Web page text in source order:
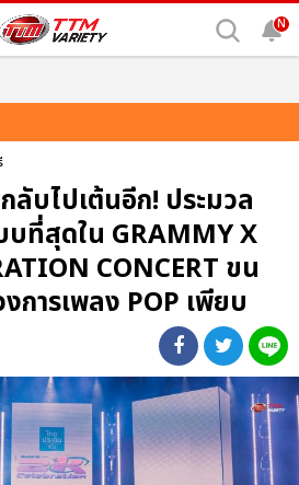
N
ลับไปเต้นอีก! ประมวล
ที่สุดใน GRAMMY X
CONCERT ขน
การเพลง POP เพียบ